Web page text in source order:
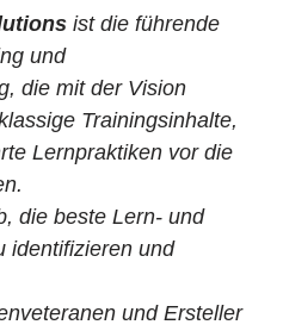
ist die führende
und
die mit der Vision
Trainingsinhalte,
Lernpraktiken vor die
die beste Lern- und
identifizieren und
und Ersteller